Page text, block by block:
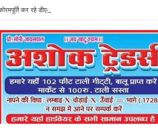
कर रहे डीएओ, किसानों को लूट रहे निजी दुकानदार